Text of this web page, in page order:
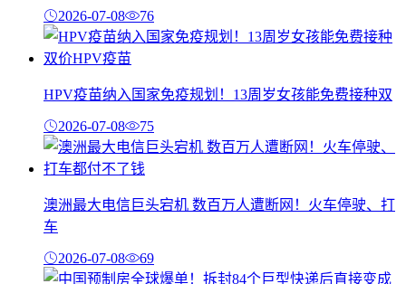
2026-07-08 76
HPV疫苗纳入国家免疫规划！13周岁女孩能免费接种双
2026-07-08 75
澳洲最大电信巨头宕机 数百万人遭断网！火车停驶、打
车
2026-07-08 69